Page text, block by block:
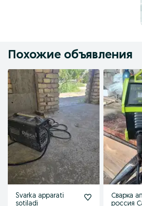
Похожие объявления
Svarka apparati
sotiladi
Сварка